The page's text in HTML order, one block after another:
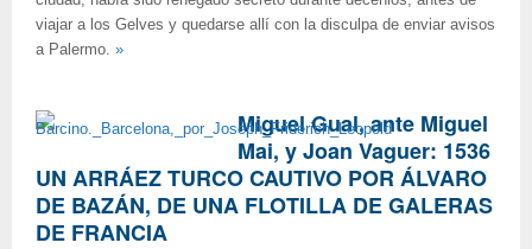
viajar a los Gelves y quedarse allí con la disculpa de enviar avisos
a Palermo. »
Miguel Gual, ante Miguel
Mai, y Joan Vaguer: 1536
UN ARRÁEZ TURCO CAUTIVO POR ÁLVARO
DE BAZÁN, DE UNA FLOTILLA DE GALERAS
DE FRANCIA